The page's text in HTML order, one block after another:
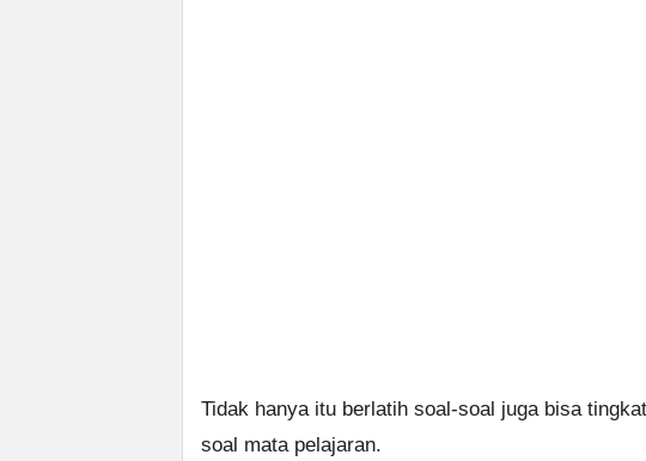
Tidak hanya itu berlatih soal-soal juga bisa
soal mata pelajaran.